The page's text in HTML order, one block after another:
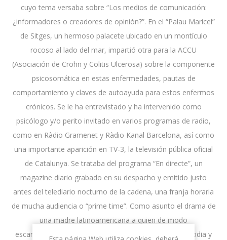
cuyo tema versaba sobre “Los medios de comunicación:
¿informadores o creadores de opinión?”. En el “Palau Maricel”
de Sitges, un hermoso palacete ubicado en un montículo
rocoso al lado del mar, impartió otra para la ACCU
(Asociación de Crohn y Colitis Ulcerosa) sobre la componente
psicosomática en estas enfermedades, pautas de
comportamiento y claves de autoayuda para estos enfermos
crónicos. Se le ha entrevistado y ha intervenido como
psicólogo y/o perito invitado en varios programas de radio,
como en Ràdio Gramenet y Ràdio Kanal Barcelona, así como
una importante aparición en TV-3, la televisión pública oficial
de Catalunya. Se trataba del programa “En directe”, un
magazine diario grabado en su despacho y emitido justo
antes del telediario nocturno de la cadena, una franja horaria
de mucha audiencia o “prime time”. Como asunto el drama de
una madre latinoamericana a quien de modo
escandalosamente arbitrario le habían retirado la custodia y